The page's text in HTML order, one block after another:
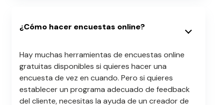
¿Cómo hacer encuestas online?
Hay muchas herramientas de encuestas online
gratuitas disponibles si quieres hacer una
encuesta de vez en cuando. Pero si quieres
establecer un programa adecuado de feedback
del cliente, necesitas la ayuda de un creador de